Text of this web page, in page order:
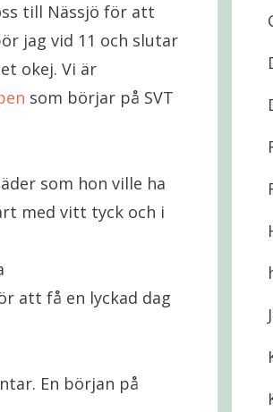
till Nässjö för att
jag vid 11 och slutar
okej. Vi är
som börjar på SVT
som hon ville ha
med vitt tyck och i
att få en lyckad dag
En början på